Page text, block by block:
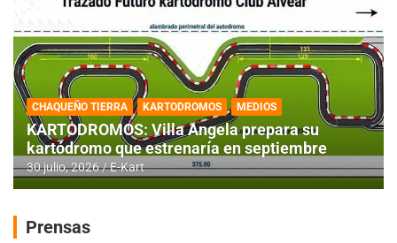
CHAQUEÑO TIERRA KARTODROMOS MEDIOS
KARTODROMOS: Villa Angela prepara su
kartódromo que estrenaría en septiembre
30 julio, 2026 E-Kart
Prensas